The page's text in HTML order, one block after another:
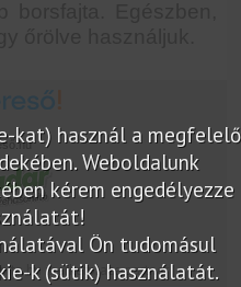
kat) használ a megfelelő
Weboldalunk
kérem engedélyezze
Ön tudomásul
k (sütik) használatát.
marketplace partner